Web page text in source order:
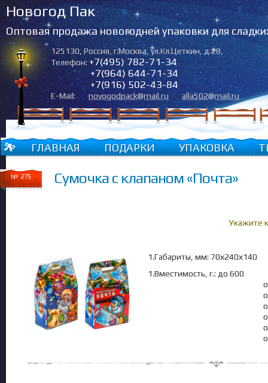
Новогод Пак
Оптовая продажа новогодней упаковки для
125130,Россия,г.Москва,ул.Кл.Цеткин, д.28
Телефон: +7(495) 782-71-34
+7(964) 644-71-34
+7(916) 502-43-84
E-Mail: novogodpack@mail.ru alla502@mail.ru
ГЛАВНАЯ ПОДАРКИ УПАКОВКА
№ 275 Сумочка с клапаном «Почта»
Укажите
1.Габариты, мм: 70х240х140
1.Вместимость, г.: до 600